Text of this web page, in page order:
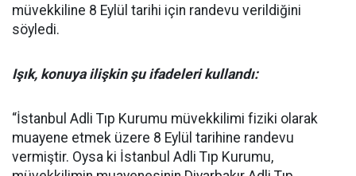
müvekkiline 8 Eylül tarihi için randevu verildiğini
söyledi.
Işık, konuya ilişkin şu ifadeleri kullandı:
“İstanbul Adli Tıp Kurumu müvekkilimi fiziki olarak
muayene etmek üzere 8 Eylül tarihine randevu
vermiştir. Oysa ki İstanbul Adli Tıp Kurumu,